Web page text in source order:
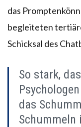
das
begleiteten
Schicksal des
So stark,
das